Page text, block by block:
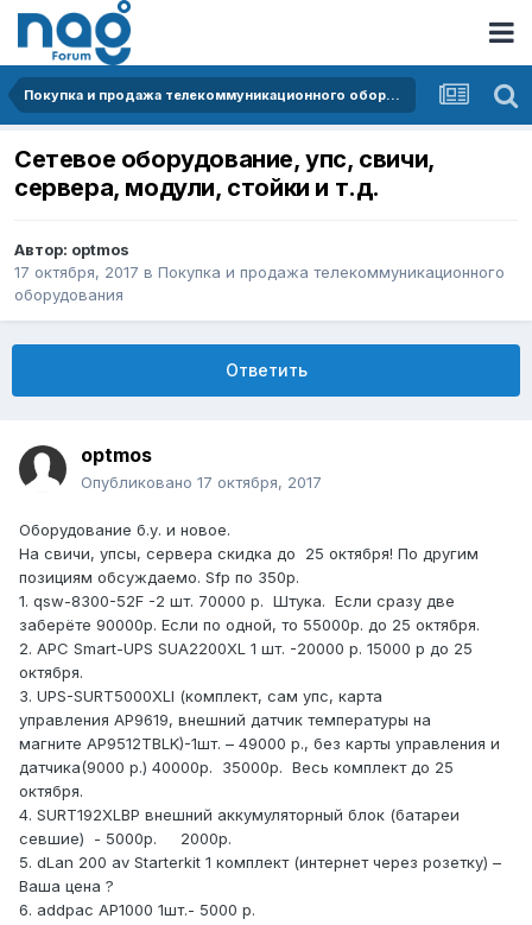
Покупка и продажа телекоммуникационного оборудования
Сетевое оборудование, упс, свичи,
сервера, модули, стойки и т.д.
Автор: optmos
17 октября, 2017 в Покупка и продажа телекоммуникационного
оборудования
Ответить
optmos
Опубликовано 17 октября, 2017
Оборудование б.у. и новое.
На свичи, упсы, сервера скидка до 25 октября! По другим
позициям обсуждаемо. Sfp по 350р.
1. qsw-8300-52F -2 шт. 70000 р. Штука. Если сразу две
заберёте 90000р. Если по одной, то 55000р. до 25 октября.
2. APC Smart-UPS SUA2200XL 1 шт. -20000 р. 15000 р до 25
октября.
3. UPS-SURT5000XLI (комплект, сам упс, карта
управления AP9619, внешний датчик температуры на
магните AP9512TBLK)-1шт. – 49000 р., без карты управления и
датчика(9000 р.) 40000р. 35000р. Весь комплект до 25
октября.
4. SURT192XLBP внешний аккумуляторный блок (батареи
севшие) - 5000р. 2000р.
5. dLan 200 av Starterkit 1 комплект (интернет через розетку) –
Ваша цена ?
6. addpac AP1000 1шт.- 5000 р.